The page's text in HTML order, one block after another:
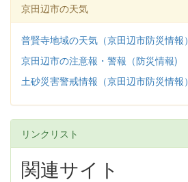
京田辺市の天気
普賢寺地域の天気（京田辺市防災情報）
京田辺市の注意報・警報（防災情報)
土砂災害警戒情報（京田辺市防災情報）
リンクリスト
関連サイト